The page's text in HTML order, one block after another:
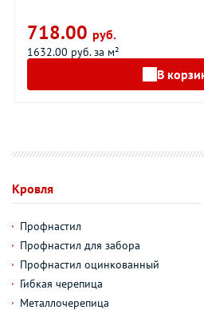
718.00 руб.
1632.00 руб. за м²
В
Кровля
Профнастил
Профнастил для забора
Профнастил оцинкованный
Гибкая черепица
Металлочерепица